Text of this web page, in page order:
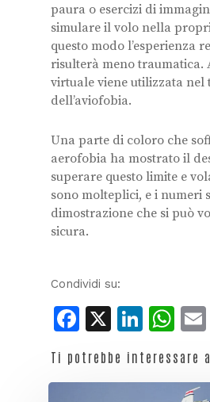
paura o esercizi di
simulare il volo nella
questo modo l’esperienza
risulterà meno traumatica.
virtuale viene utilizzata nel
dell’aviofobia.
Una parte di coloro che
aerofobia ha mostrato il
superare questo limite e
sono molteplici, e i numeri
dimostrazione che si può
sicura.
Condividi su:
Facebook
X
Ti potrebbe interessare